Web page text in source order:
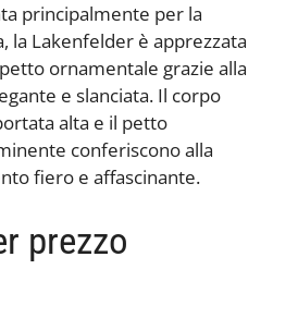
principalmente per la
la Lakenfelder è apprezzata
ornamentale grazie alla
e slanciata. Il corpo
alta e il petto
conferiscono alla
fiero e affascinante.
prezzo